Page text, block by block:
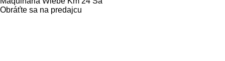
Obráťte sa na predajcu